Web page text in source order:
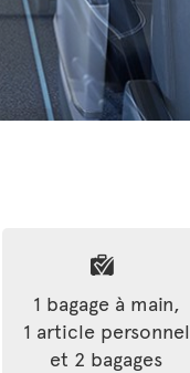
1 bagage à main,
1 article personnel
et 2 bagages